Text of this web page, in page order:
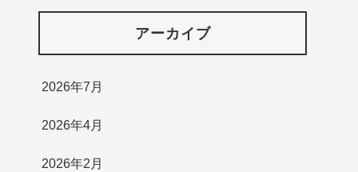
アーカイブ
2026年7月
2026年4月
2026年2月